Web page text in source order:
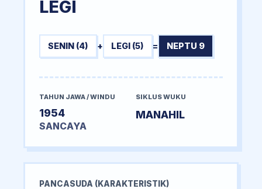
LEGI
SENIN (4) + LEGI (5) = NEPTU 9
TAHUN JAWA / WINDU
1954
SANCAYA
SIKLUS WUKU
MANAHIL
PANCASUDA (KARAKTERISTIK)